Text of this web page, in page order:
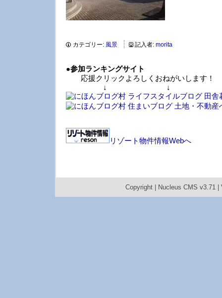
カテゴリー: 風景 記入者: morita
●参加ランキングサイト
応援クリックよろしくおねがいします！
↓ ↓
リゾート物件情報Webへ
Copyright | Nucleus CMS v3.71